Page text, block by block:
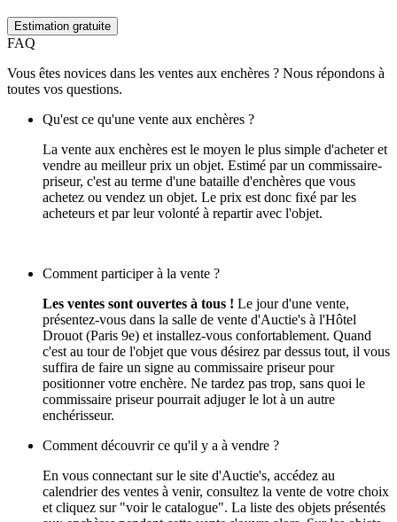
Estimation gratuite
FAQ
Vous êtes novices dans les ventes aux enchères ? Nous répondons à
toutes vos questions.
Qu'est ce qu'une vente aux enchères ?
La vente aux enchères est le moyen le plus simple d'acheter et
vendre au meilleur prix un objet. Estimé par un commissaire-
priseur, c'est au terme d'une bataille d'enchères que vous
achetez ou vendez un objet. Le prix est donc fixé par les
acheteurs et par leur volonté à repartir avec l'objet.
Comment participer à la vente ?
Les ventes sont ouvertes à tous ! Le jour d'une vente,
présentez-vous dans la salle de vente d'Auctie's à l'Hôtel
Drouot (Paris 9e) et installez-vous confortablement. Quand
c'est au tour de l'objet que vous désirez par dessus tout, il vous
suffira de faire un signe au commissaire priseur pour
positionner votre enchère. Ne tardez pas trop, sans quoi le
commissaire priseur pourrait adjuger le lot à un autre
enchérisseur.
Comment découvrir ce qu'il y a à vendre ?
En vous connectant sur le site d'Auctie's, accédez au
calendrier des ventes à venir, consultez la vente de votre choix
et cliquez sur "voir le catalogue". La liste des objets présentés